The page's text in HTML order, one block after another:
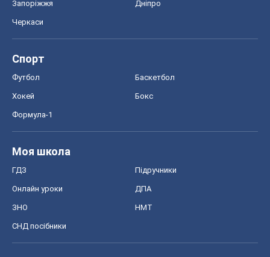
Запоріжжя Дніпро
Черкаси
Спорт
Футбол Баскетбол
Хокей Бокс
Формула-1
Моя школа
ГДЗ Підручники
Онлайн уроки ДПА
ЗНО НМТ
СНД посібники